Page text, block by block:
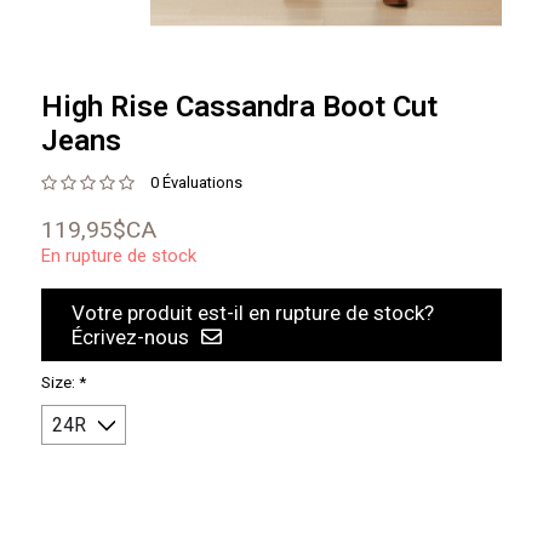
High Rise Cassandra Boot Cut
Jeans
0 Évaluations
119,95$CA
En rupture de stock
Votre produit est-il en rupture de stock?
Écrivez-nous
Size: *